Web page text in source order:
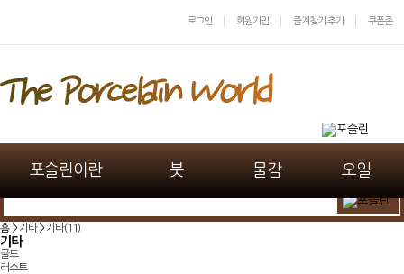
로그인 회원가입 즐겨찾기 추가 쿠폰존
포슬린이란 붓 물감 오일
홈 >기타 >기타(11)
기타
골드
러스트